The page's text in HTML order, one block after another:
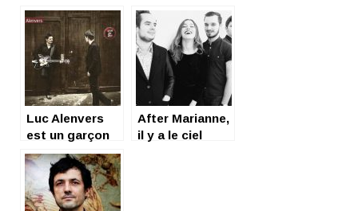
jour, la nuit,
l’inceste
(L’Harmattan)
Luc Alenvers
est un garçon
formidable
After Marianne,
il y a le ciel